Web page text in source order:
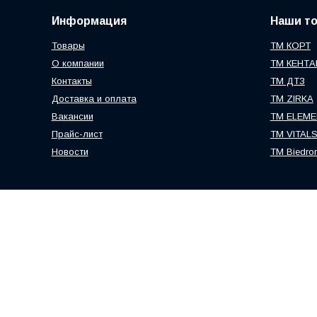
Информация
Товары
О компании
Контакты
Доставка и оплата
Вакансии
Прайс-лист
Новости
Наши
ТМ КОРТ
ТМ
ТМ ДТЗ
ТМ ZIRKA
TM
ТМ VITALS
TM